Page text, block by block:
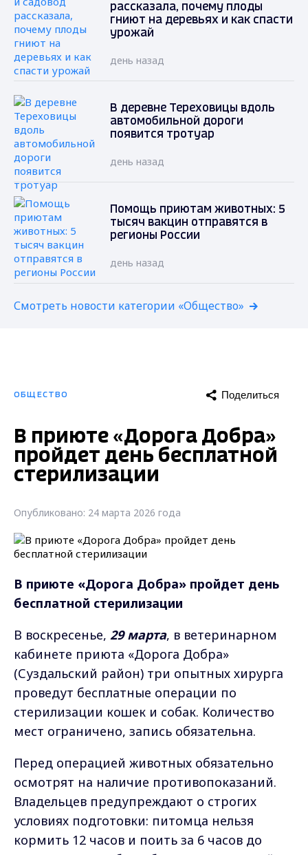
рассказала, почему плоды
гниют на деревьях и как спасти
урожай
день назад
В деревне Тереховицы вдоль
автомобильной дороги
появится тротуар
день назад
Помощь приютам животных: 5
тысяч вакцин отправятся в
регионы России
день назад
Смотреть новости категории «Общество»
ОБЩЕСТВО Поделиться
В приюте «Дорога Добра»
пройдет день бесплатной
стерилизации
Опубликовано: 24 марта 2026 года
В приюте «Дорога Добра» пройдет день
бесплатной стерилизации
В воскресенье, 29 марта, в ветеринарном
кабинете приюта «Дорога Добра»
(Суздальский район) три опытных хирурга
проведут бесплатные операции по
стерилизации кошек и собак. Количество
мест ограничено, запись обязательна.
Перед операцией животных обязательно
осмотрят на наличие противопоказаний.
Владельцев предупреждают о строгих
условиях подготовки: питомца нельзя
кормить 12 часов и поить за 6 часов до